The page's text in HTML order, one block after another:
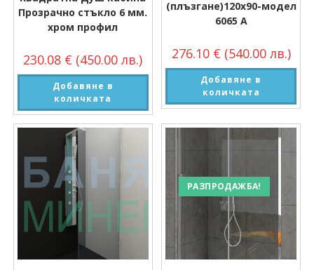
Прозрачно стъкло 6 мм.
хром профил
230.08 € (450.00 лв.)
Добавяне в
количката
(плъзгане)120х90-модел
6065 А
276.10 € (540.00 лв.)
Добавяне в
количката
РАЗПРОДАЖБА!